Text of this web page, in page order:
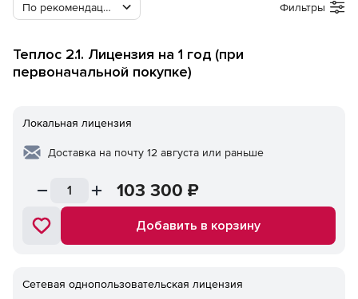
По рекомендации Softline Фильтры
Теплос 2.1. Лицензия на 1 год (при
первоначальной покупке)
Локальная лицензия
Доставка на почту 12 августа или раньше
103 300 ₽
Добавить в корзину
Сетевая однопользовательская лицензия